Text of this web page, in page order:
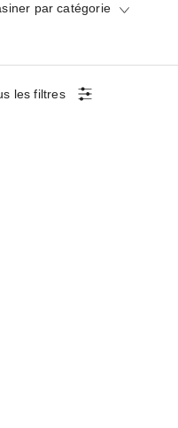
par catégorie
les filtres